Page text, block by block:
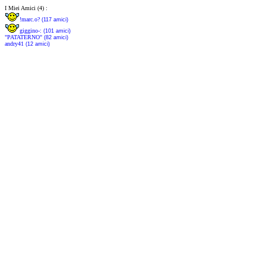
I Miei Amici (4) :
!marc.o? (117 amici)
giggino-: (101 amici)
"PATATERNO" (82 amici)
andry41 (12 amici)